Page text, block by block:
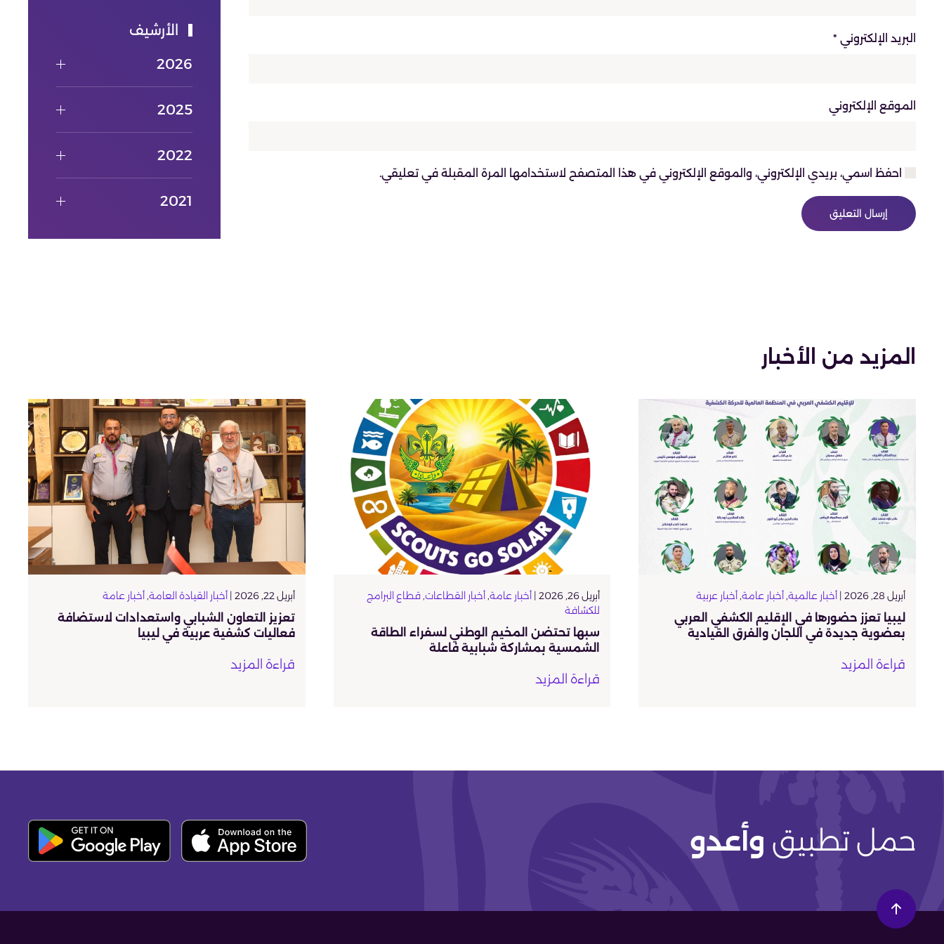
البريد الإلكتروني *
الموقع الإلكتروني
احفظ اسمي، بريدي الإلكتروني، والموقع الإلكتروني في هذا المتصفح لاستخدامها المرة المقبلة في تعليقي.
إرسال التعليق
الأرشيف
2026
2025
2022
2021
المزيد من الأخبار
أبريل 28, 2026 | أخبار عالمية,أخبار عامة,أخبار عربية
ليبيا تعزز حضورها في الإقليم الكشفي العربي
بعضوية جديدة في اللجان والفرق القيادية
قراءة المزيد
أبريل 26, 2026 | أخبار عامة,أخبار القطاعات,قطاع البرامج
للكشافة
سبها تحتضن المخيم الوطني لسفراء الطاقة
الشمسية بمشاركة شبابية فاعلة
قراءة المزيد
أبريل 22, 2026 | أخبار القيادة العامة,أخبار عامة
تعزيز التعاون الشبابي واستعدادات لاستضافة
فعاليات كشفية عربية في ليبيا
قراءة المزيد
حمل تطبيق وأعدو